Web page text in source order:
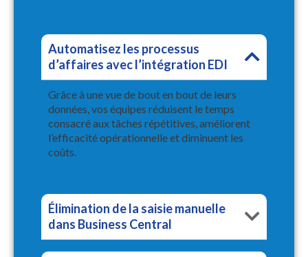
Automatisez les processus
d’affaires avec l’intégration EDI
Grâce à une vue de bout en bout de leurs
données, vos équipes réduisent le temps
consacré aux tâches répétitives, améliorent
l’efficacité opérationnelle et diminuent les
coûts.
Élimination de la saisie manuelle
dans Business Central